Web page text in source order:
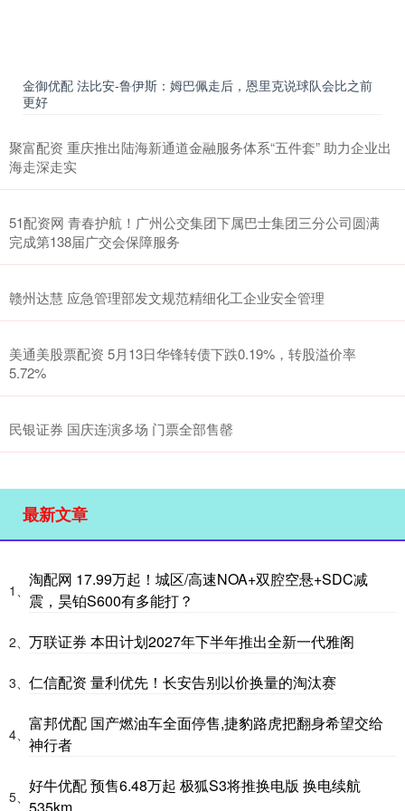
金御优配 法比安-鲁伊斯：姆巴佩走后，恩里克说球队会比之前
更好
聚富配资 重庆推出陆海新通道金融服务体系“五件套” 助力企业出
海走深走实
51配资网 青春护航！广州公交集团下属巴士集团三分公司圆满
完成第138届广交会保障服务
赣州达慧 应急管理部发文规范精细化工企业安全管理
美通美股票配资 5月13日华锋转债下跌0.19%，转股溢价率
5.72%
民银证券 国庆连演多场 门票全部售罄
最新文章
1、
淘配网 17.99万起！城区/高速NOA+双腔空悬+SDC减
震，昊铂S600有多能打？
2、 万联证券 本田计划2027年下半年推出全新一代雅阁
3、 仁信配资 量利优先！长安告别以价换量的淘汰赛
4、
富邦优配 国产燃油车全面停售,捷豹路虎把翻身希望交给
神行者
5、
好牛优配 预售6.48万起 极狐S3将推换电版 换电续航
535km